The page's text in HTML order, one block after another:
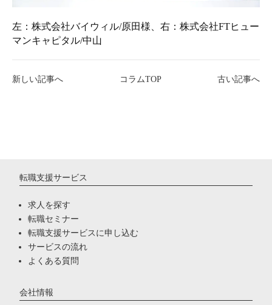
左：株式会社バイウィル/原田様、右：株式会社FTヒュー
マンキャピタル/中山
新しい記事へ コラムTOP 古い記事へ
転職支援サービス
求人を探す
転職セミナー
転職支援サービスに申し込む
サービスの流れ
よくある質問
会社情報